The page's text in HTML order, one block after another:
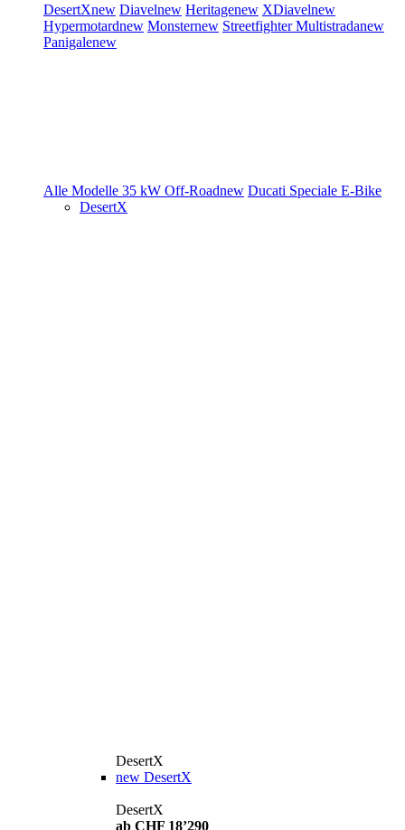
DesertXnew Diavelnew Heritagenew XDiavelnew
Hypermotardnew Monsternew StreetfighterMultistradanew
Panigalenew
Alle Modelle 35 kW Off-Roadnew Ducati Speciale E-Bike
DesertX
DesertX
new DesertX
DesertX
ab CHF 18’290